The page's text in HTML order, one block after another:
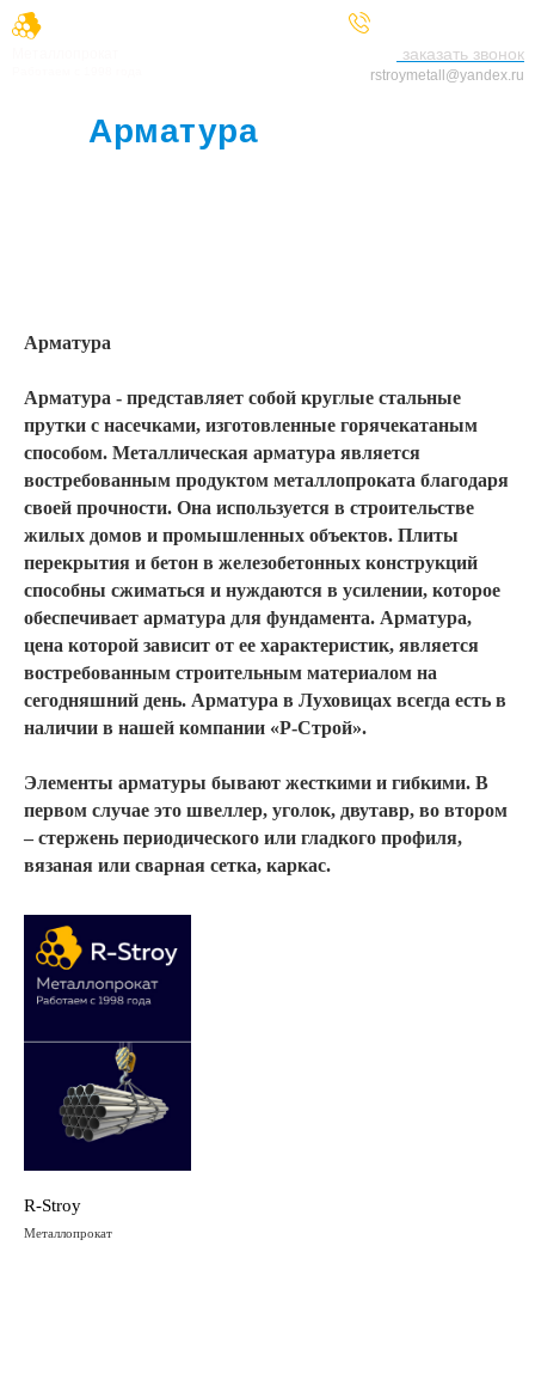
заказать звонок
rstroymetall@yandex.ru
Арматура
Арматура
Арматура - представляет собой круглые стальные
прутки с насечками, изготовленные горячекатаным
способом. Металлическая арматура является
востребованным продуктом металлопроката благодаря
своей прочности. Она используется в строительстве
жилых домов и промышленных объектов. Плиты
перекрытия и бетон в железобетонных конструкций
способны сжиматься и нуждаются в усилении, которое
обеспечивает арматура для фундамента. Арматура,
цена которой зависит от ее характеристик, является
востребованным строительным материалом на
сегодняшний день. Арматура в Луховицах всегда есть в
наличии в нашей компании «Р-Строй».
Элементы арматуры бывают жесткими и гибкими. В
первом случае это швеллер, уголок, двутавр, во втором
– стержень периодического или гладкого профиля,
вязаная или сварная сетка, каркас.
R-Stroy
Металлопрокат